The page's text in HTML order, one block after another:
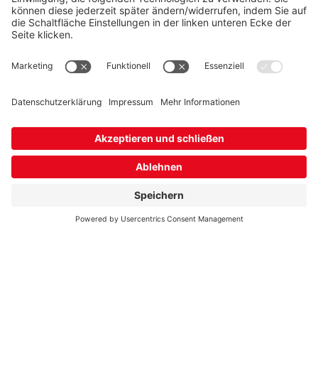
Schnellzugriffe:
Bonuswelt
Vertrag kündigen
Marktpartnerkommunikation
Bewerten Sie uns!